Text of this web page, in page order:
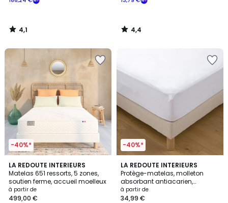
4,1
/
4,4
/
-40%*
LA REDOUTE INTERIEURS
Matelas 651 ressorts, 5 zones,
soutien ferme, accueil moelleux
à partir de
499,00 €
4,4
/ 5
-40%*
LA REDOUTE INTERIEURS
Protège-matelas, molleton
absorbant antiacarien,
imperméable, hauteur maxi 25
cm
à partir de
34,99 €
4,6
/ 5